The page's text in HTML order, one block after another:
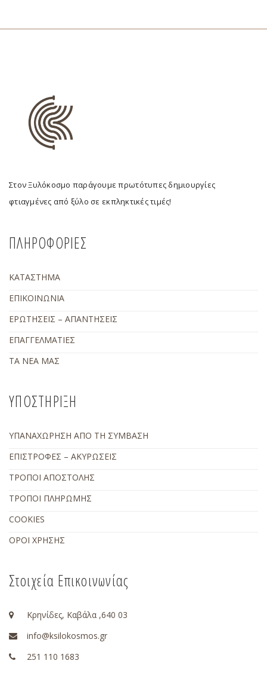
Στον Ξυλόκοσμο παράγουμε πρωτότυπες δημιουργίες
φτιαγμένες από ξύλο σε εκπληκτικές τιμές!
ΠΛΗΡΟΦΟΡΙΕΣ
ΚΑΤΑΣΤΗΜΑ
ΕΠΙΚΟΙΝΩΝΙΑ
ΕΡΩΤΗΣΕΙΣ – ΑΠΑΝΤΗΣΕΙΣ
ΕΠΑΓΓΕΛΜΑΤΙΕΣ
ΤΑ ΝΕΑ ΜΑΣ
ΥΠΟΣΤΗΡΙΞΗ
ΥΠΑΝΑΧΩΡΗΣΗ ΑΠΟ ΤΗ ΣΥΜΒΑΣΗ
ΕΠΙΣΤΡΟΦΕΣ – ΑΚΥΡΩΣΕΙΣ
ΤΡΟΠΟΙ ΑΠΟΣΤΟΛΗΣ
ΤΡΟΠΟΙ ΠΛΗΡΩΜΗΣ
COOKIES
ΟΡΟΙ ΧΡΗΣΗΣ
Στοιχεία Επικοινωνίας
Κρηνίδες, Καβάλα ,640 03
info@ksilokosmos.gr
251 110 1683